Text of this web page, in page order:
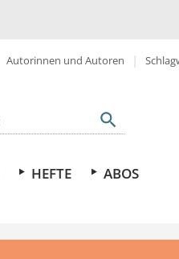
Autorinnen und Autoren
HEFTE ABOS